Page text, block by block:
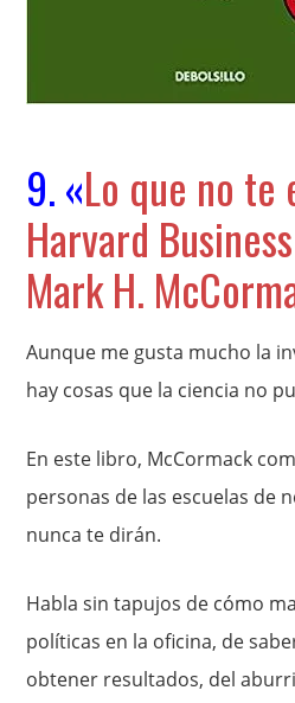
9. «Lo que no te
Harvard
Mark H.
Aunque me gusta mucho la
hay cosas que la ciencia no
En este libro, McCormack
personas de las escuelas de
nunca te dirán.
Habla sin tapujos de cómo
políticas en la oficina, de
obtener resultados, del